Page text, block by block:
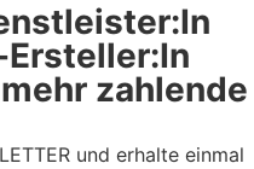
mehr zahlende
und erhalte einmal